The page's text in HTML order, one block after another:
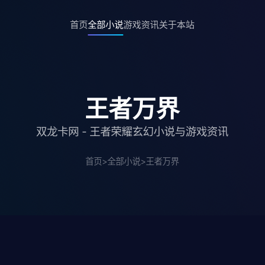
首页全部小说游戏资讯关于本站
王者万界
双龙卡网 - 王者荣耀玄幻小说与游戏资讯
首页>全部小说>王者万界